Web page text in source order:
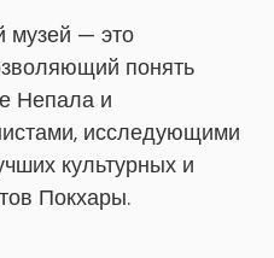
музей — это
понять
Непала и
исследующими
культурных и
Покхары.